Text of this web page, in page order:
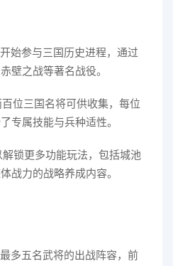
始参与三国历史进程，通过
壁之战等著名战役。
位三国名将可供收集，每位
专属技能与兵种适性。
锁更多功能玩法，包括城池
战力的战略养成内容。
多五名武将的出战阵容，前